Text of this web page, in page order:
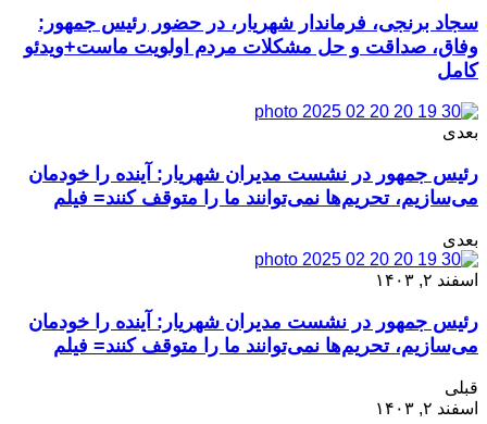
سجاد برنجی، فرماندار شهریار، در حضور رئیس جمهور:
وفاق، صداقت و حل مشکلات مردم اولویت ماست+ویدئو
کامل
بعدی
رئیس جمهور در نشست مدیران شهریار: آینده را خودمان
می‌سازیم، تحریم‌ها نمی‌توانند ما را متوقف کنند= فیلم
بعدی
اسفند ۲, ۱۴۰۳
رئیس جمهور در نشست مدیران شهریار: آینده را خودمان
می‌سازیم، تحریم‌ها نمی‌توانند ما را متوقف کنند= فیلم
قبلی
اسفند ۲, ۱۴۰۳